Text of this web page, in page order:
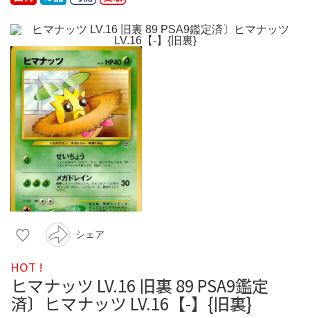
シェア
HOT !
ヒマナッツ LV.16 旧裏 89 PSA9鑑定
済〕ヒマナッツ LV.16【-】{旧裏}